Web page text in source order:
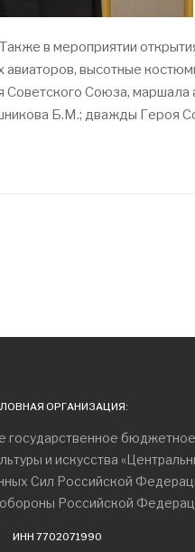
в мероприятии
высотные
Союза, маршала
Б.М.; дважды Героя
музеев»
в честь 81-й годовщины
ОРГАНИЗАЦИЯ:
государственное бюджетное
и искусства
Сил Российской
Российской
ИНН 7702071990